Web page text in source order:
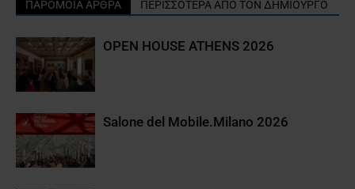
ΠΑΡΟΜΟΙΑ ΑΡΘΡΑ ΠΕΡΙΣΣΟΤΕΡΑ ΑΠΟ ΤΟΝ ΔΗΜΙΟΥΡΓΟ
OPEN HOUSE ATHENS 2026
Salone del Mobile.Milano 2026